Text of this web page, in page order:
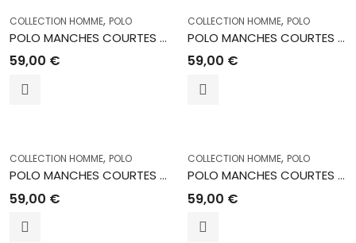
COLLECTION HOMME, POLO
POLO MANCHES COURTES 4770 VERT
59,00 €
COLLECTION HOMME, POLO
POLO MANCHES COURTES 4740 BLANC
59,00 €
COLLECTION HOMME, POLO
POLO MANCHES COURTES 4740 BRIQUE
59,00 €
COLLECTION HOMME, POLO
POLO MANCHES COURTES 4730 VERT EAU
59,00 €